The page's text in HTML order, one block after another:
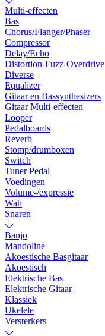
Multi-effecten
Bas
Chorus/Flanger/Phaser
Compressor
Delay/Echo
Distortion-Fuzz-Overdrive
Diverse
Equalizer
Gitaar en Bassynthesizers
Gitaar Multi-effecten
Looper
Pedalboards
Reverb
Stomp/drumboxen
Switch
Tuner Pedal
Voedingen
Volume-/expressie
Wah
Snaren
Banjo
Mandoline
Akoestische Basgitaar
Akoestisch
Elektrische Bas
Elektrische Gitaar
Klassiek
Ukelele
Versterkers